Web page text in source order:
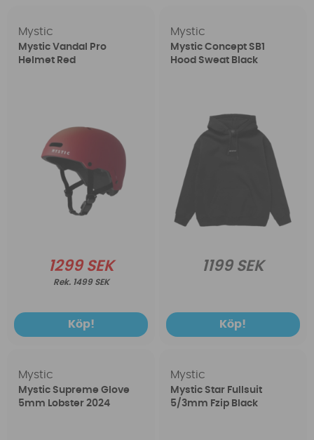
Mystic
Mystic Vandal Pro
Helmet Red
1299 SEK
1499 SEK
Köp!
Mystic
Mystic Concept SB1
Hood Sweat Black
1199 SEK
Köp!
Mystic
Mystic Supreme Glove
5mm Lobster 2024
Mystic
Mystic Star Fullsuit
5/3mm Fzip Black